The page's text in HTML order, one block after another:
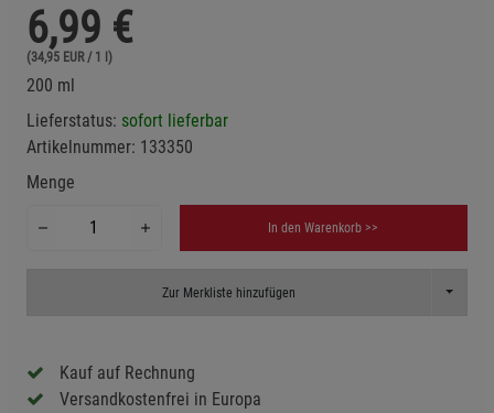
6,99 €
(34,95 EUR / 1 l)
200 ml
Lieferstatus: sofort lieferbar
Artikelnummer: 133350
Menge
In den Warenkorb >>
Zur Merkliste hinzufügen Toggle
Kauf auf Rechnung
Versandkostenfrei in Europa